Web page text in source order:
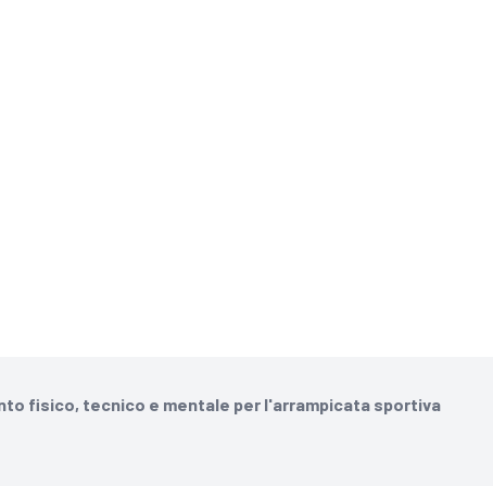
fisico, tecnico e mentale per l'arrampicata sportiva